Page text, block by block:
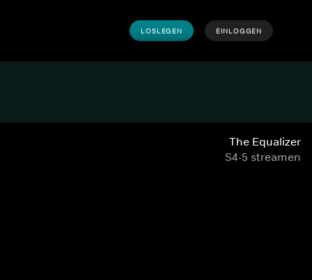
LOSLEGEN EINLOGGEN
The Equalizer
S4-5 streamen